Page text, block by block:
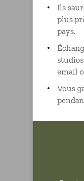
Ils
plus
pays.
email
Vous